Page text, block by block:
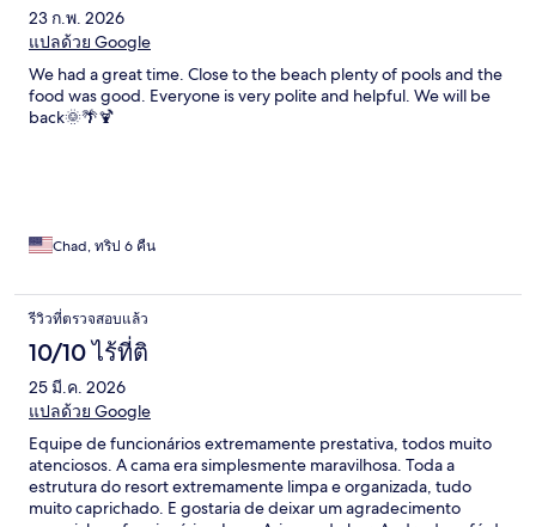
23 ก.พ. 2026
แปลด้วย Google
We had a great time. Close to the beach plenty of pools and the
food was good. Everyone is very polite and helpful. We will be
back🌞🌴🍹
Chad, ทริป 6 คืน
รีวิวที่ตรวจสอบแล้ว
10/10 ไร้ที่ติ
25 มี.ค. 2026
แปลด้วย Google
Equipe de funcionários extremamente prestativa, todos muito
atenciosos. A cama era simplesmente maravilhosa. Toda a
estrutura do resort extremamente limpa e organizada, tudo
muito caprichado. E gostaria de deixar um agradecimento